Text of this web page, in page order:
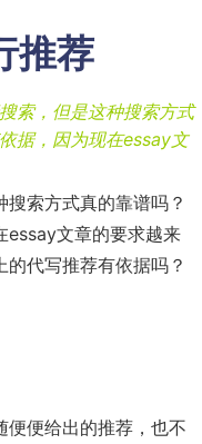
推荐
索，但是这种搜索方式
据，因为现在essay文
索方式真的靠谱吗？
essay文章的要求越来
代写推荐有依据吗？
便便给出的推荐，也不